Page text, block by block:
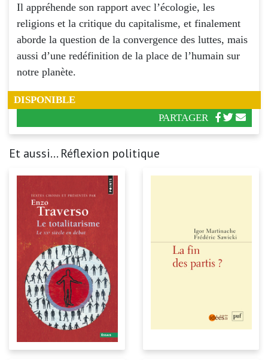
Il appréhende son rapport avec l’écologie, les
religions et la critique du capitalisme, et finalement
aborde la question de la convergence des luttes, mais
aussi d’une redéfinition de la place de l’humain sur
notre planète.
DISPONIBLE
PARTAGER
Et aussi... Réflexion politique